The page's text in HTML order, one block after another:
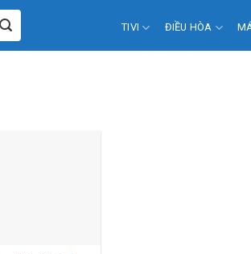
TIVI ĐIỀU HÒA